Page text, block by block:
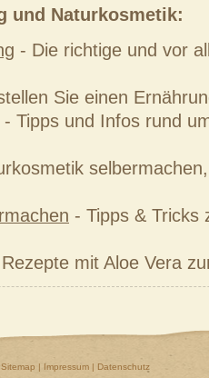
und Naturkosmetik:
- Die richtige und vor
Sie einen
- Tipps und Infos rund
- Tipps & Tricks
mit Aloe Vera
Sitemap | Impressum | Datenschutz